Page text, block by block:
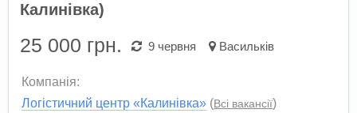
Калинівка)
25 000 грн. 9 червня Васильків
Компанія:
Логістичний центр «Калинівка» (Всі вакансії)